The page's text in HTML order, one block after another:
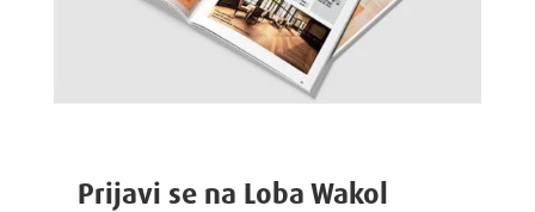
Prijavi se na Loba Wakol